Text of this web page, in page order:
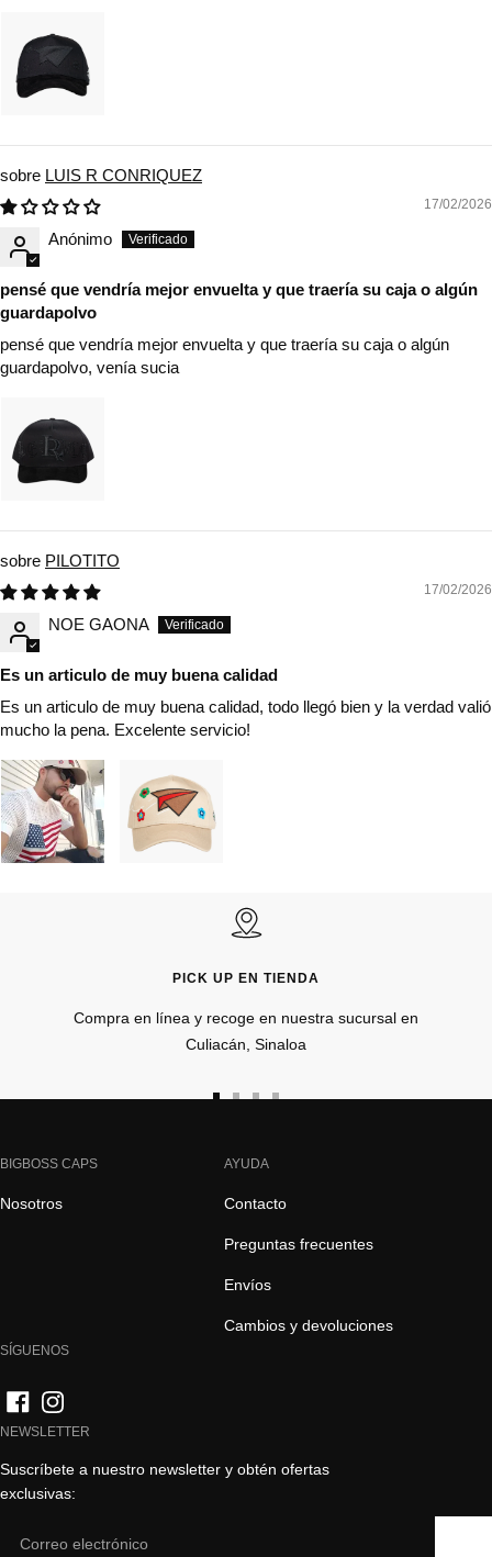
LUIS R CONRIQUEZ
17/02/2026
Anónimo
pensé que vendría mejor envuelta y que traería su caja o algún
guardapolvo
pensé que vendría mejor envuelta y que traería su caja o algún
guardapolvo, venía sucia
PILOTITO
17/02/2026
NOE GAONA
Es un articulo de muy buena calidad
Es un articulo de muy buena calidad, todo llegó bien y la verdad valió
mucho la pena. Excelente servicio!
PICK UP EN TIENDA
Compra en línea y recoge en nuestra sucursal en
Culiacán, Sinaloa
la la
BIGBOSS CAPS
Nosotros
AYUDA
Contacto
Preguntas frecuentes
Envíos
Cambios y devoluciones
SÍGUENOS
NEWSLETTER
Suscríbete a nuestro newsletter y obtén ofertas
exclusivas: